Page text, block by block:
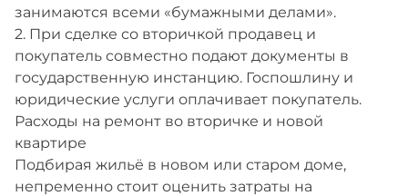
занимаются всеми «бумажными делами».
2. При сделке со вторичкой продавец и
покупатель совместно подают документы в
государственную инстанцию. Госпошлину и
юридические услуги оплачивает покупатель.
Расходы на ремонт во вторичке и новой
квартире
Подбирая жильё в новом или старом доме,
непременно стоит оценить затраты на